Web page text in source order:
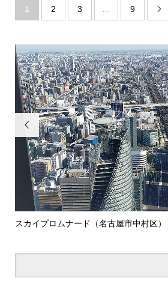
1 2 3 … 9 

スカイプロムナード（名古屋市中村区）